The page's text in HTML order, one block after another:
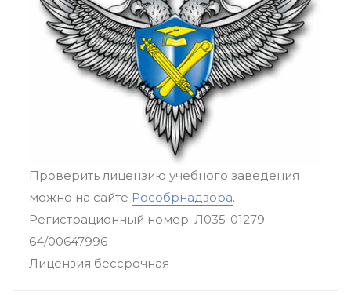
Проверить лицензию учебного заведения
можно на сайте Рособрнадзора.
Регистрационный номер: Л035-01279-
64/00647996
Лицензия бессрочная